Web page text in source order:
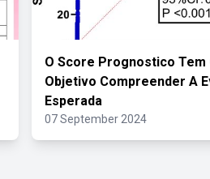
O Score Prognostico Tem
Objetivo Compreender A
Esperada
07 September 2024